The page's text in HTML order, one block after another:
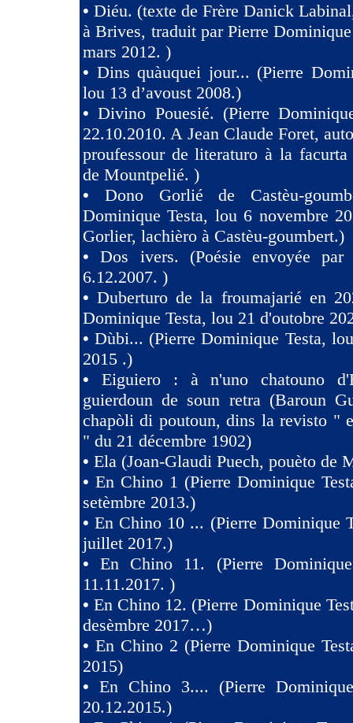
• Diéu. (texte de Frère Danick
à Brives, traduit par Pierre
mars 2012. )
• Dins quàuquei jour... (Pierre
lou 13 d’avoust 2008.)
•Divino Pouesié. (Pierre
22.10.2010. A Jean Claude Foret,
proufessour de literaturo à la
de Mountpelié. )
• Dono Gorlié de Castèu-
Dominique Testa, lou 6 novembre
Gorlier, lachièro à Castèu-goumbert.)
•Dos ivers. (Poésie envoyée
6.12.2007. )
•Duberturo de la froumajarié en
Dominique Testa, lou 21 d'outobre
•Dùbi... (Pierre Dominique Testa,
2015 .)
• Eiguiero : à n'uno chatouno
guierdoun de soun retra (Baroun
chapòli di poutoun, dins la revisto "
" du 21 décembre 1902)
• Ela (Joan-Glaudi Puech, pouèto de
• En Chino 1 (Pierre Dominique
setèmbre 2013.)
•En Chino 10 ... (Pierre Dominique
juillet 2017.)
•En Chino 11. (Pierre
11.11.2017. )
•En Chino 12. (Pierre Dominique
desèmbre 2017…)
• En Chino 2 (Pierre Dominique
2015)
• En Chino 3.... (Pierre
20.12.2015.)